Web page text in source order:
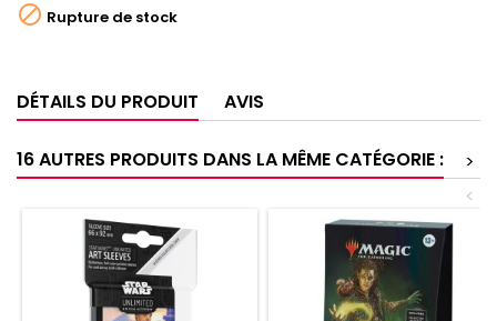
 Rupture de stock
DÉTAILS DU PRODUIT AVIS
16 AUTRES PRODUITS DANS LA MÊME CATÉGORIE :
>
<